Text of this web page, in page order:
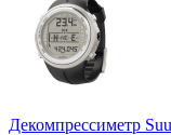
Декомпрессиметр